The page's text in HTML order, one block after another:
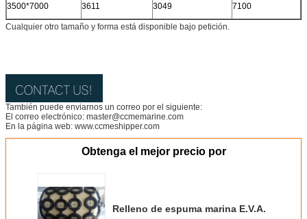
3500*7000 3611 3049 7100
Cualquier otro tamaño y forma está disponible bajo petición.
También puede enviarnos un correo por el siguiente:
El correo electrónico: master@ccmemarine.com
En la página web: www.ccmeshipper.com
Obtenga el mejor precio por
Relleno de espuma marina E.V.A.